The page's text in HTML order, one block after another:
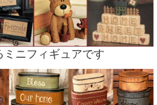
ミニフィギュアです